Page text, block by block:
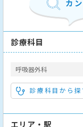
診療科目
呼吸器外科
診療科目から探
エリア・駅